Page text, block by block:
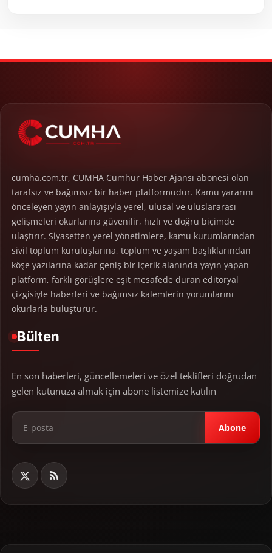
cumha.com.tr, CUMHA Cumhur Haber Ajansı abonesi olan
tarafsız ve bağımsız bir haber platformudur. Kamu yararını
önceleyen yayın anlayışıyla yerel, ulusal ve uluslararası
gelişmeleri okurlarına güvenilir, hızlı ve doğru biçimde
ulaştırır. Siyasetten yerel yönetimlere, kamu kurumlarından
sivil toplum kuruluşlarına, toplum ve yaşam başlıklarından
köşe yazılarına kadar geniş bir içerik alanında yayın yapan
platform, farklı görüşlere eşit mesafede duran editoryal
çizgisiyle haberleri ve bağımsız kalemlerin yorumlarını
okurlarla buluşturur.
Bülten
En son haberleri, güncellemeleri ve özel teklifleri doğrudan
gelen kutunuza almak için abone listemize katılın
Abone